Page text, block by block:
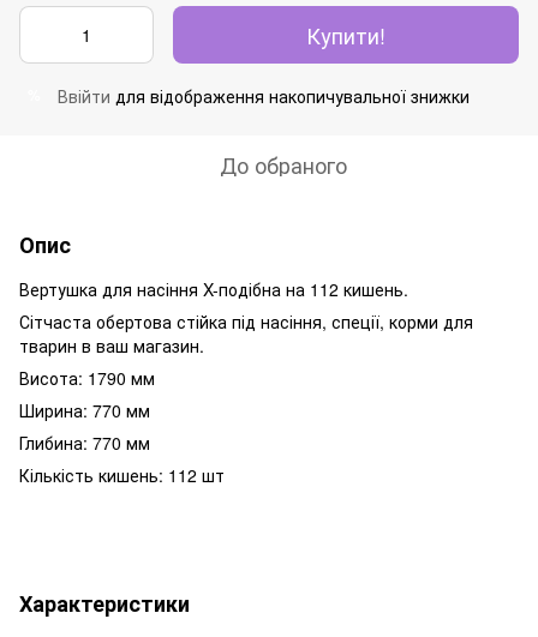
Купити!
Ввійти для відображення накопичувальної знижки
До обраного
Опис
Вертушка для насіння X-подібна на 112 кишень.
Сітчаста обертова стійка під насіння, спеції, корми для
тварин в ваш магазин.
Висота: 1790 мм
Ширина: 770 мм
Глибина: 770 мм
Кількість кишень: 112 шт
Характеристики